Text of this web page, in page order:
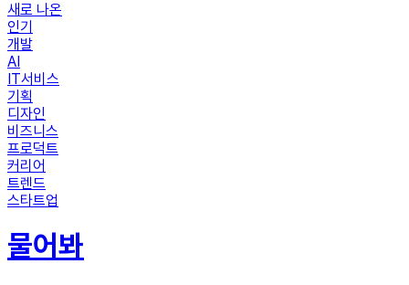
새로 나온
인기
개발
AI
IT서비스
기획
디자인
비즈니스
프로덕트
커리어
트렌드
스타트업
물어봐